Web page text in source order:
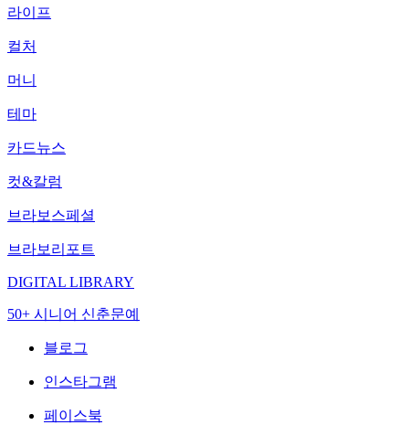
라이프
컬처
머니
테마
카드뉴스
컷&칼럼
브라보스페셜
브라보리포트
DIGITAL LIBRARY
50+ 시니어 신춘문예
블로그
인스타그램
페이스북